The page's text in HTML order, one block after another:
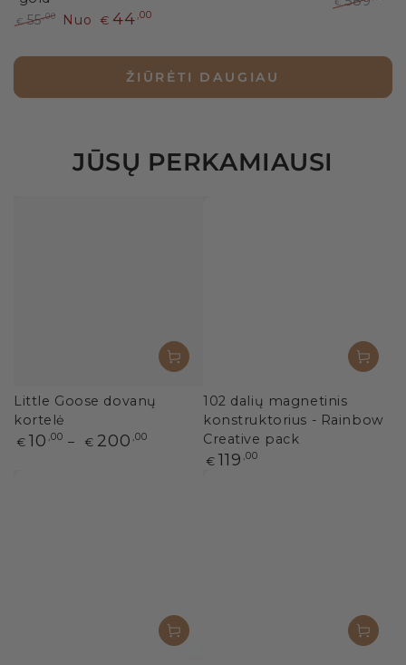
kaina
€ 55,00
kaina
Nuo € 44 ,00
ŽIŪRĖTI DAUGIAU
JŪSŲ PERKAMIAUSI
Little Goose dovanų
kortelė
Paprasta
€ 10 ,00 € 200 ,00
102 dalių magnetinis
konstruktorius - Rainbow
Creative pack
Paprasta
€ 119 ,00